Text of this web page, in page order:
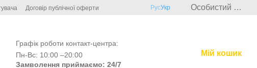
Договір публічної оферти
РусУкр Особистий кабінет
Графік роботи контакт-центра:
Пн-Вс: 10:00 –20:00
Замволення приймаємо: 24/7
Мій кошик